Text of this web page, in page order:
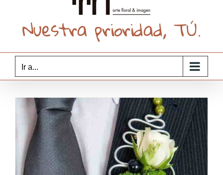
Nuestra prioridad, TÚ.
Ir a...